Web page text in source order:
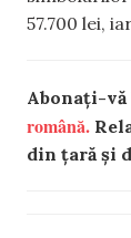
57.700 lei,
Abonați-vă
română.
din țară și